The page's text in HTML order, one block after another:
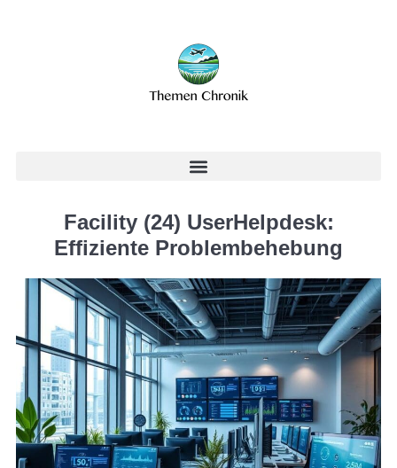
Facility (24) UserHelpdesk:
Effiziente Problembehebung